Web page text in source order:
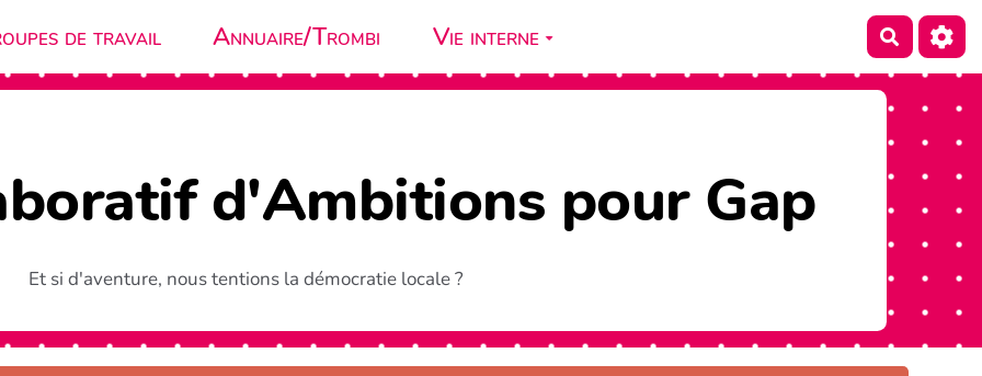
de travail Annuaire/Trombi Vie interne
d'Ambitions pour Gap
Et si d'aventure, nous tentions la démocratie locale ?